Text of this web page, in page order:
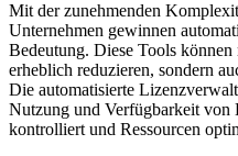
Mit der zunehmenden
Unternehmen gewinnen
Bedeutung. Diese Tools
erheblich reduzieren, sondern
Die automatisierte
Nutzung und Verfügbarkeit von
kontrolliert und Ressourcen